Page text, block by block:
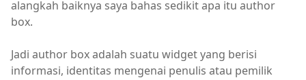
alangkah baiknya saya bahas sedikit apa itu author
box.
Jadi author box adalah suatu widget yang berisi
informasi, identitas mengenai penulis atau pemilik